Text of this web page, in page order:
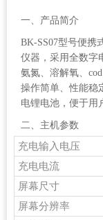
一、产品简介
BK-SS07型号便携
仪器，采用全数字
氨氮、溶解氧、
操作简单、性能稳
电锂电池，便于用
二、主机参数
充电输入电压
充电电流
屏幕尺寸
屏幕分辨率